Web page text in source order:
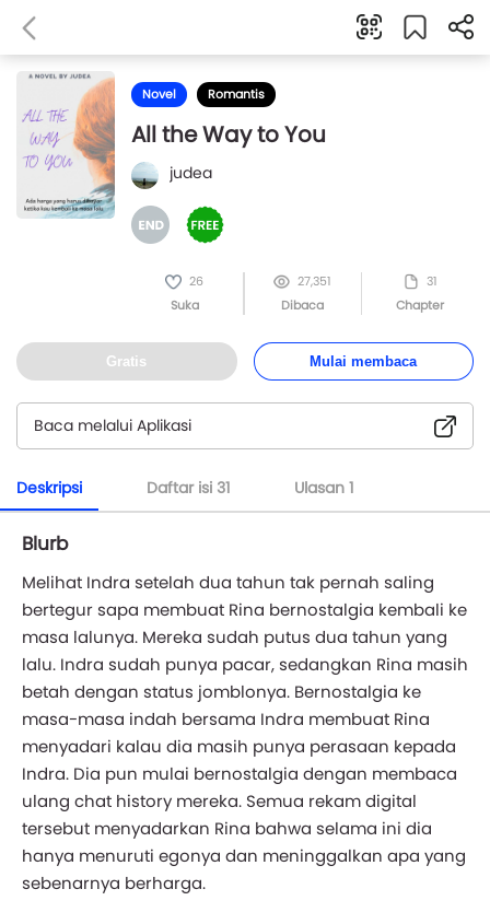
Novel Romantis
All the Way to You
judea
26
Suka
27,351
Dibaca
31
Chapter
Gratis Mulai membaca
Baca melalui Aplikasi
Deskripsi Daftar isi 31 Ulasan 1
Blurb
Melihat Indra setelah dua tahun tak pernah saling
bertegur sapa membuat Rina bernostalgia kembali ke
masa lalunya. Mereka sudah putus dua tahun yang
lalu. Indra sudah punya pacar, sedangkan Rina masih
betah dengan status jomblonya. Bernostalgia ke
masa-masa indah bersama Indra membuat Rina
menyadari kalau dia masih punya perasaan kepada
Indra. Dia pun mulai bernostalgia dengan membaca
ulang chat history mereka. Semua rekam digital
tersebut menyadarkan Rina bahwa selama ini dia
hanya menuruti egonya dan meninggalkan apa yang
sebenarnya berharga.